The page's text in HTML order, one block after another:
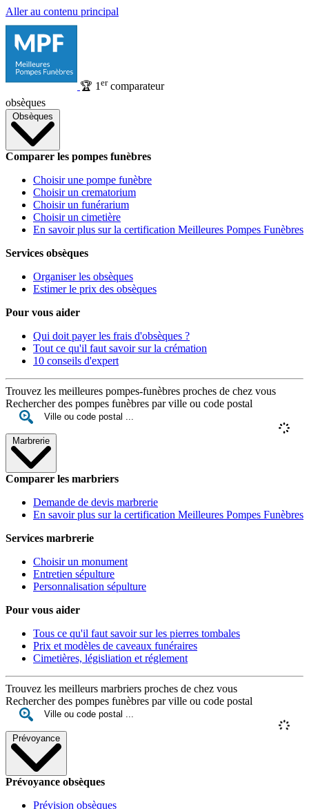
Aller au contenu principal
🏆 1 ercomparateur
obsèques
Obsèques
Comparer les pompes funèbres
Choisir une pompe funèbre
Choisir un crematorium
Choisir un funérarium
Choisir un cimetière
En savoir plus sur la certification Meilleures Pompes Funèbres
Services obsèques
Organiser les obsèques
Estimer le prix des obsèques
Pour vous aider
Qui doit payer les frais d'obsèques ?
Tout ce qu'il faut savoir sur la crémation
10 conseils d'expert
Trouvez les meilleures pompes-funèbres proches de chez vous
Rechercher des pompes funèbres par ville ou code postal
Marbrerie
Comparer les marbriers
Demande de devis marbrerie
En savoir plus sur la certification Meilleures Pompes Funèbres
Services marbrerie
Choisir un monument
Entretien sépulture
Personnalisation sépulture
Pour vous aider
Tous ce qu'il faut savoir sur les pierres tombales
Prix et modèles de caveaux funéraires
Cimetières, législiation et réglement
Trouvez les meilleurs marbriers proches de chez vous
Rechercher des pompes funèbres par ville ou code postal
Prévoyance
Prévoyance obsèques
Prévision obsèques